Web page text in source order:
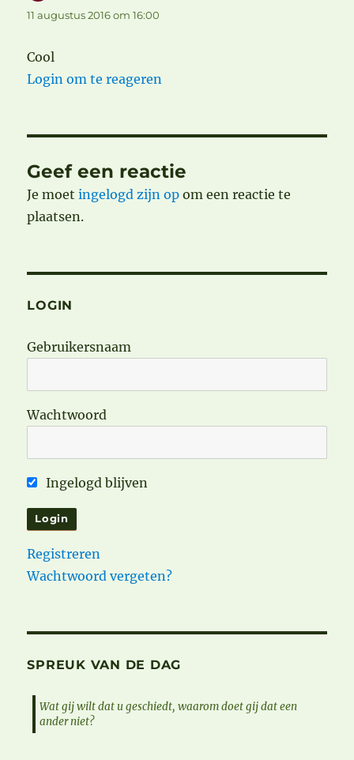
11 augustus 2016 om 16:00
Cool
Login om te reageren
Geef een reactie
Je moetingelogd zijn op om een reactie te
plaatsen.
LOGIN
Gebruikersnaam
Wachtwoord
Ingelogd blijven
Registreren
Wachtwoord vergeten?
SPREUK VAN DE DAG
Wat gij wilt dat u geschiedt, waarom doet gij dat een
ander niet?